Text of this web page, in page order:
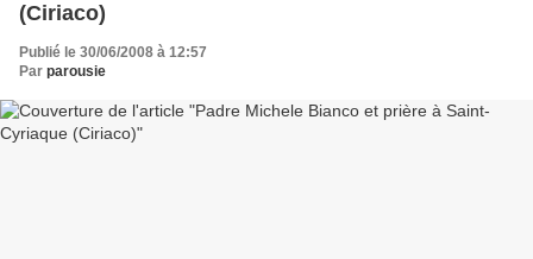
(Ciriaco)
Publié le 30/06/2008 à 12:57
Par parousie